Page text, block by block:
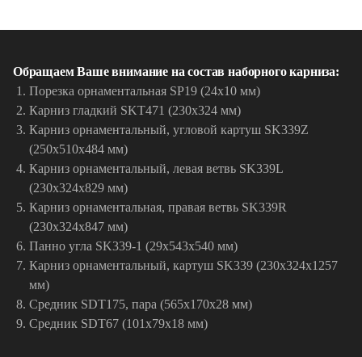
Обращаем Ваше внимание на состав наборного карниза:
Порезка орнаментальная SP19 (24х10 мм)
Карниз гладкий SKT471 (230х324 мм)
Карниз орнаментальный, угловой картуш SK339Z
(250х510х484 мм)
Карниз орнаментальный, левая ветвь SK339L
(230х324х829 мм)
Карниз орнаментальная, правая ветвь SK339R
(230х324х847 мм)
Панно угла SK339-1 (29х543х540 мм)
Карниз орнаментальный, картуш SK339 (230x324x1257
мм)
Средник SDT175, пара (565х170х28 мм)
Средник SDT67 (101х79х18 мм)